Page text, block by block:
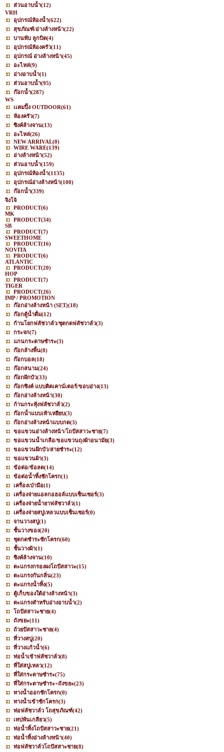
ส่วนอาบน้ำ(12)
VRH
อุปกรณ์ห้องน้ำ(622)
สุขภัณฑ์/อ่างล้างหน้า(22)
บานพับ ลูกบิด(4)
อุปกรณ์ห้องครัว(11)
อุปกรณ์ อ่างล้างหน้า(45)
อะไหล่(9)
อ่างอาบน้ำ(1)
ส่วนอาบน้ำ(95)
ก๊อกน้ำ(287)
WS
เเคมปิ้ง OUTDOOR(61)
ห้องครัว(7)
ซิงค์ล้างจาน(13)
อะไหล่(26)
NEW ARRIVAL(0)
WIRE WARE(139)
อ่างล้างหน้า(52)
ส่วนอาบน้ำ(159)
อุปกรณ์ห้องน้ำ(1135)
อุปกรณ์อ่างล้างหน้า(100)
ก๊อกน้ำ(339)
จิงโจ้
PRODUCT(6)
MK
PRODUCT(34)
SB
PRODUCT(7)
SWEETHOME
PRODUCT(16)
NOVITA
PRODUCT(6)
ATLANTIC
PRODUCT(20)
HOP
PRODUCT(7)
TIGER
PRODUCT(26)
IMP / PROMOTION
ก๊อกอ่างล้างหน้า (SET)(18)
ก๊อกตู้น้ำดื่ม(12)
ก้านโยกฟลัชวาล์ว/ชุดกดฟลัชวาล์ว(3)
กระจก(7)
แกนกระดาษชำระ(3)
ก๊อกล้างพื้น(8)
ก๊อกบอล(18)
ก๊อกสนาม(24)
ก๊อกฝักบัว(33)
ก๊อกซิงค์ แบบติดเคาน์เตอร์/ขอบอ่าง(13)
ก๊อกอ่างล้างหน้า(30)
ก้านกระทุ้งฟลัชวาล์ว(2)
ก๊อกน้ำแบบเท้าเหยียบ(3)
ก๊อกอ่างล้างหน้าแบบกด(3)
ขอแขวนอ่างล้างหน้า/โถปัสสาวะชาย(7)
ขอแขวนน้ำเกลือ/ขอแขวนถุงผ้าอนามัย(3)
ขอแขวนฝักบัว/สายชำระ(12)
ขอแขวนผ้า(3)
ข้อต่อ/ข้อลด(14)
ข้อต่อน้ำทิ้งชักโครก(1)
เครื่องเป่ามือ(1)
เครื่องจ่ายแอลกอฮอล์แบบเซ็นเซอร์(3)
เครื่องจ่ายน้ำยาฟลัชวาล์ว(1)
เครื่องจ่ายสบู่เหลวแบบเซ็นเซอร์(0)
จานวางสบู่(1)
ชั้นวางของ(20)
ชุดกดชำระชักโครก(60)
ชั้นวางผ้า(1)
ซิงค์ล้างจาน(10)
ตะแกรงกรองผงโถปัสสาวะ(15)
ตะแกรงกันกลิ่น(23)
ตะแกรงน้ำทิ้ง(5)
ตู้เก็บของใต้อ่างล้างหน้า(3)
ตะแกรงสำหรับอ่างอาบน้ำ(2)
โถปัสสาวะชาย(4)
ถังขยะ(11)
ถ้วยปัสสาวะชาย(4)
ที่วางสบู่(20)
ที่วางแก้วน้ำ(6)
ท่อน้ำเข้าฟลัชวาล์ว(8)
ที่ใส่สบู่เหลว(12)
ที่ใส่กระดาษชำระ(75)
ที่ใส่กระดาษชำระ+ถังขยะ(23)
ทางน้ำออกชักโครก(0)
ทางน้ำเข้าชักโครก(3)
ท่อฟลัชวาล์ว โถสุขภัณฑ์(42)
เทปพันเกลียว(5)
ท่อน้ำทิ้งโถปัสสาวะชาย(21)
ท่อน้ำทิ้งอ่างล้างหน้า(40)
ท่อฟลัชวาล์วโถปัสสาะชาย(8)